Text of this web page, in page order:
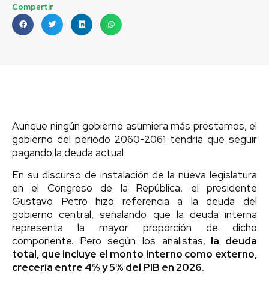
Compartir
Aunque ningún gobierno asumiera más prestamos, el
gobierno del periodo 2060-2061 tendría que seguir
pagando la deuda actual
En su discurso de instalación de la nueva legislatura
en el Congreso de la República, el presidente
Gustavo Petro hizo referencia a la deuda del
gobierno central, señalando que la deuda interna
representa la mayor proporción de dicho
componente. Pero según los analistas, la deuda
total, que incluye el monto interno como externo,
crecería entre 4% y 5% del PIB en 2026.